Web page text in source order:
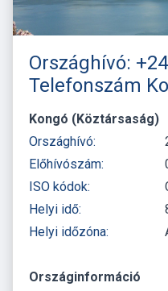
Országhívó:
Telefonszám
Kongó (Köztársaság)
Országhívó:
Előhívószám:
ISO kódok:
Helyi idő:
Helyi időzóna:
Országinformáció